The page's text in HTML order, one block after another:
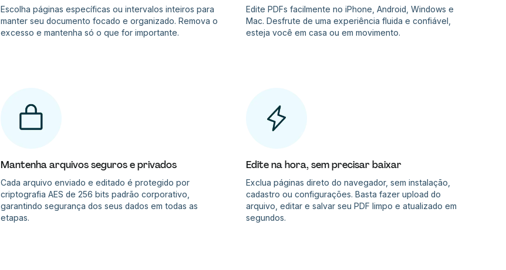
Escolha páginas específicas ou intervalos inteiros para
manter seu documento focado e organizado. Remova o
excesso e mantenha só o que for importante.
Edite PDFs facilmente no iPhone, Android, Windows e
Mac. Desfrute de uma experiência fluida e confiável,
esteja você em casa ou em movimento.
Mantenha arquivos seguros e privados
Cada arquivo enviado e editado é protegido por
criptografia AES de 256 bits padrão corporativo,
garantindo segurança dos seus dados em todas as
etapas.
Edite na hora, sem precisar baixar
Exclua páginas direto do navegador, sem instalação,
cadastro ou configurações. Basta fazer upload do
arquivo, editar e salvar seu PDF limpo e atualizado em
segundos.